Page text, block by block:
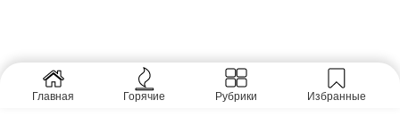
Главная Горячие Рубрики Избранные